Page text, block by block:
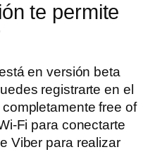
te permite
en versión beta
registrarte en el
free of
Fi para conectarte
Viber para realizar